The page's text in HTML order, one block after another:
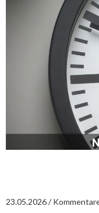
23.05.2026